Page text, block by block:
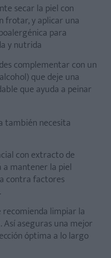
secar la piel con
frotar, y aplicar una
para
y nutrida
complementar con un
que deje una
que ayuda a peinar
también necesita
con extracto de
mantener la piel
contra factores
limpiar la
aseguras una mejor
óptima a lo largo